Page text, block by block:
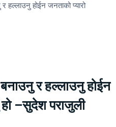
हल्लाउनु होईन जनताको प्यारो
र हल्लाउनु होईन
हो –सुदेश पराजुली